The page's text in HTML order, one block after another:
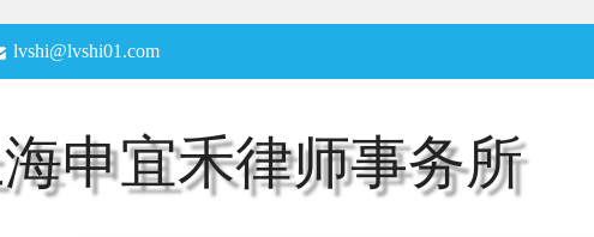
lvshi@lvshi01.com
海申宜禾律师事务所